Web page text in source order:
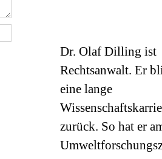
Dr. Olaf Dilling ist
Rechtsanwalt. Er
eine lange
zurück. So hat er